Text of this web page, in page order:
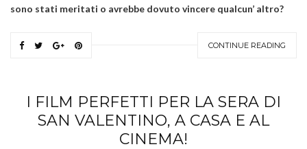
sono stati meritati o avrebbe dovuto vincere qualcun’ altro?
CONTINUE READING
I FILM PERFETTI PER LA SERA DI
SAN VALENTINO, A CASA E AL
CINEMA!